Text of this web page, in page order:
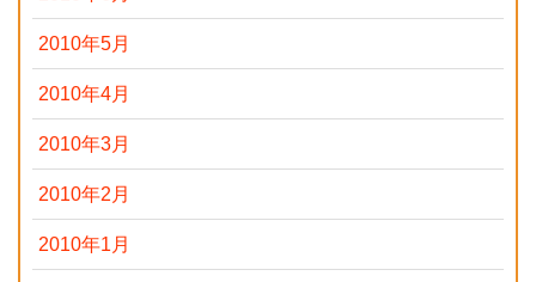
2010年5月
2010年4月
2010年3月
2010年2月
2010年1月